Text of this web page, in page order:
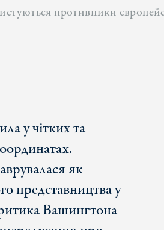
противники
у чітких та
як
представництва у
Вашингтона